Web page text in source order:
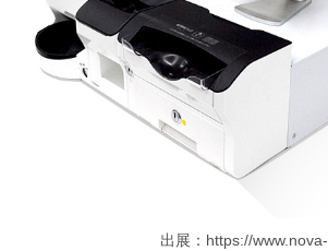
出展：https://www.nova-